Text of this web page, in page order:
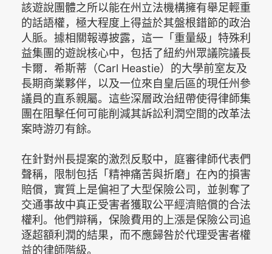
該遊說團體之所以能在州立法機構擁有舉足輕重
的話語權，極大程度上得益於其盤根錯節的政治
人脈。據相關報導披露，這一「重量級」特殊利
益集團的遊說核心中，包括了紐約州眾議院議長
卡爾．希斯蒂（Carl Heastie）的大學前室友及
長期商業夥伴，以及一位來自皇后區的現任州參
議員的直系親屬。這些深層政治紐帶使得律師集
團在阻擊任何可能削減其訴訟利潤空間的改革法
案時游刃有餘。
在針對州長提案的激烈反駁中，庭審律師代表們
聲稱，限制包括「精神痛苦與折磨」在內的損害
賠償，實質上是偏袒了大型保險公司，並剝奪了
交通事故中真正受害者獲取公平經濟賠償的合法
權利。他們辯稱，保險費用的上漲是保險公司追
逐超額利潤的結果，而不應歸咎於代理受害者權
益的律師階級。